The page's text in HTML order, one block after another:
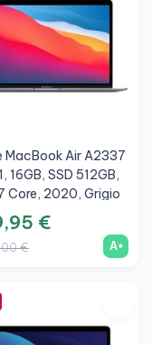
MacBook Air A2337
16GB, SSD 512GB,
Core, 2020, Grigio
A+ €
€ A+